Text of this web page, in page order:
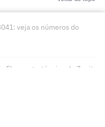
Livramento
do Mundo
espanhol no